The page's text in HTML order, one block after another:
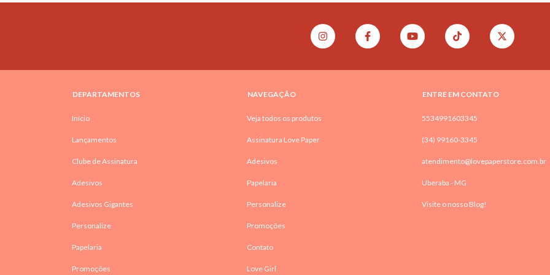
DEPARTAMENTOS
Início
Lançamentos
Clube de Assinatura
Adesivos
Adesivos Gigantes
Personalize
Papelaria
Promoções
NAVEGAÇÃO
Veja todos os produtos
Assinatura Love Paper
Adesivos
Papelaria
Personalize
Promoções
Contato
Love Girl
ENTRE EM CONTATO
5534991603345
(34) 99160-3345
atendimento@lovepaperstore.com.br
Uberaba - MG
Visite o nosso Blog!